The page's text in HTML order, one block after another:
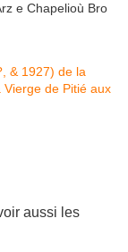
e Chapelioù Bro
& 1927) de la
de Pitié aux
aussi les